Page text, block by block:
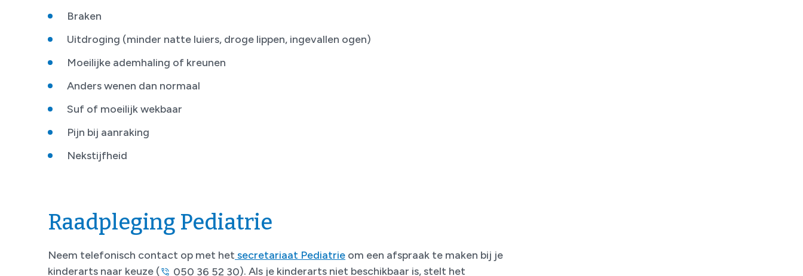
Braken
Uitdroging (minder natte luiers, droge lippen, ingevallen ogen)
Moeilijke ademhaling of kreunen
Anders wenen dan normaal
Suf of moeilijk wekbaar
Pijn bij aanraking
Nekstijfheid
Raadpleging Pediatrie
Neem telefonisch contact op met het secretariaat Pediatrie om een afspraak te maken bij je
kinderarts naar keuze (
050 36 52 30). Als je kinderarts niet beschikbaar is, stelt het